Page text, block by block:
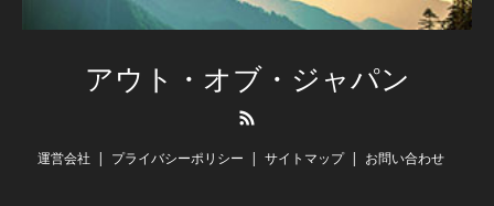
アウト・オブ・ジャパン
運営会社 プライバシーポリシー サイトマップ お問い合わせ